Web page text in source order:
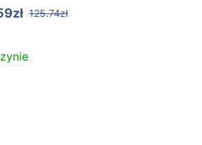
125.74zł